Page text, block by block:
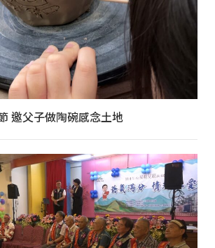
邀父子做陶碗感念土地